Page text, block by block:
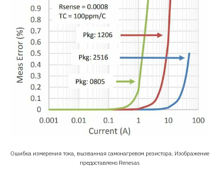
Ошибка измерения тока, вызванная самонагревом резистора. Изображение
предоставлено Renesas